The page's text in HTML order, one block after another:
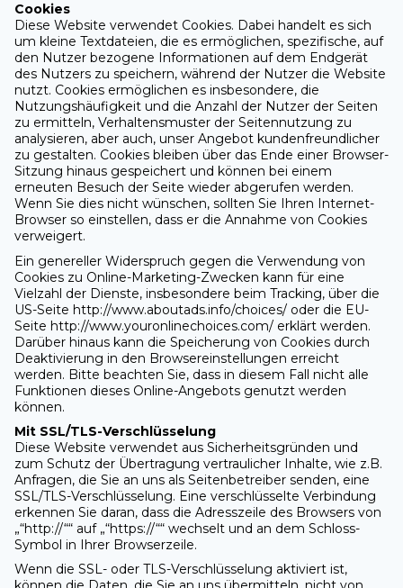
Cookies
Diese Website verwendet Cookies. Dabei handelt es sich
um kleine Textdateien, die es ermöglichen, spezifische, auf
den Nutzer bezogene Informationen auf dem Endgerät
des Nutzers zu speichern, während der Nutzer die Website
nutzt. Cookies ermöglichen es insbesondere, die
Nutzungshäufigkeit und die Anzahl der Nutzer der Seiten
zu ermitteln, Verhaltensmuster der Seitennutzung zu
analysieren, aber auch, unser Angebot kundenfreundlicher
zu gestalten. Cookies bleiben über das Ende einer Browser-
Sitzung hinaus gespeichert und können bei einem
erneuten Besuch der Seite wieder abgerufen werden.
Wenn Sie dies nicht wünschen, sollten Sie Ihren Internet-
Browser so einstellen, dass er die Annahme von Cookies
verweigert.
Ein genereller Widerspruch gegen die Verwendung von
Cookies zu Online-Marketing-Zwecken kann für eine
Vielzahl der Dienste, insbesondere beim Tracking, über die
US-Seite http://www.aboutads.info/choices/ oder die EU-
Seite http://www.youronlinechoices.com/ erklärt werden.
Darüber hinaus kann die Speicherung von Cookies durch
Deaktivierung in den Browsereinstellungen erreicht
werden. Bitte beachten Sie, dass in diesem Fall nicht alle
Funktionen dieses Online-Angebots genutzt werden
können.
Mit SSL/TLS-Verschlüsselung
Diese Website verwendet aus Sicherheitsgründen und
zum Schutz der Übertragung vertraulicher Inhalte, wie z.B.
Anfragen, die Sie an uns als Seitenbetreiber senden, eine
SSL/TLS-Verschlüsselung. Eine verschlüsselte Verbindung
erkennen Sie daran, dass die Adresszeile des Browsers von
„“http://““ auf „“https://““ wechselt und an dem Schloss-
Symbol in Ihrer Browserzeile.
Wenn die SSL- oder TLS-Verschlüsselung aktiviert ist,